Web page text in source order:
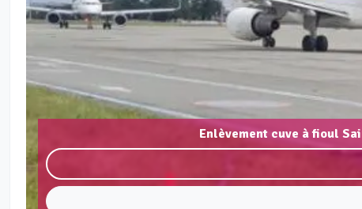
Enlèvement cuve à fioul